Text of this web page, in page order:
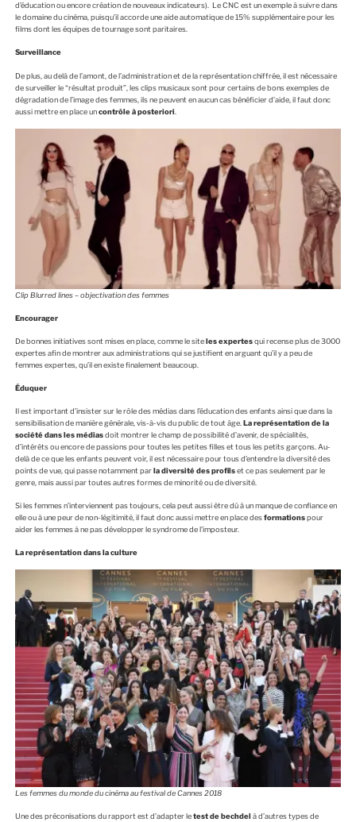
d’éducation ou encore création de nouveaux indicateurs). Le CNC est un exemple à suivre dans
le domaine du cinéma, puisqu’il accorde une aide automatique de 15% supplémentaire pour les
films dont les équipes de tournage sont paritaires.
Surveillance
De plus, au delà de l’amont, de l’administration et de la représentation chiffrée, il est nécessaire
de surveiller le “résultat produit”, les clips musicaux sont pour certains de bons exemples de
dégradation de l’image des femmes, ils ne peuvent en aucun cas bénéficier d’aide, il faut donc
aussi mettre en place uncontrôle à posteriori
Clip Blurred lines – objectivation des femmes
Encourager
De bonnes initiatives sont mises en place, comme le siteles expertesqui recense plus de 3000
expertes afin de montrer aux administrations qui se justifient en arguant qu’il y a peu de
femmes expertes, qu’il en existe finalement beaucoup.
Éduquer
Il est important d’insister sur le rôle des médias dans l’éducation des enfants ainsi que dans la
sensibilisation de manière générale, vis-à-vis du public de tout âge. La représentation de la
société dans les médiasdoit montrer le champ de possibilité d’avenir, de spécialités,
d’intérêts ou encore de passions pour toutes les petites filles et tous les petits garçons. Au-
delà de ce que les enfants peuvent voir, il est nécessaire pour tous d’entendre la diversité des
points de vue, qui passe notamment parla diversité des profilset ce pas seulement par le
genre, mais aussi par toutes autres formes de minorité ou de diversité.
Si les femmes n’interviennent pas toujours, cela peut aussi être dû à un manque de confiance en
elle ou à une peur de non-légitimité, il faut donc aussi mettre en place desformationspour
aider les femmes à ne pas développer le syndrome de l’imposteur.
La représentation dans la culture
Les femmes du monde du cinéma au festival de Cannes 2018
Une des préconisations du rapport est d’adapter letest de bechdelà d’autres types de